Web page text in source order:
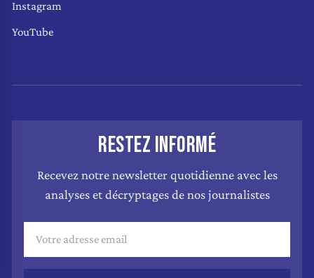
Instagram
YouTube
RESTEZ INFORMÉ
Recevez notre newsletter quotidienne avec les
analyses et décryptages de nos journalistes